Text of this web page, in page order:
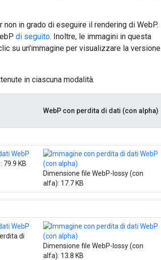
in grado di eseguire il rendering di WebP.
di seguito. Inoltre, le immagini in questa
su un'immagine per visualizzare la versione
in ciascuna modalità.
WebP con perdita di dati (con alpha)
79.9 KB
Dimensione file WebP-lossy (con
alfa): 17.7 KB
di
Dimensione file WebP-lossy (con
alfa): 13.8 KB